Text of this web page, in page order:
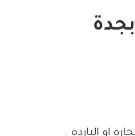
او البارده .